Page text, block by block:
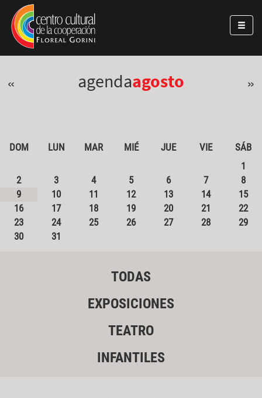
Pasar al contenido principal
Jump to main content
« agendaagosto »
DOM LUN MAR MIÉ JUE VIE
SÁB
1
2
3 4 5 6 7
8
9
10 11 12 13 14
15
16
17 18 19 20 21
22
23
24 25 26 27 28
29
30
31
TODAS
EXPOSICIONES
TEATRO
INFANTILES